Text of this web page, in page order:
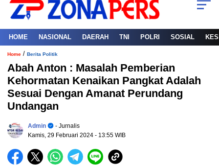
HOME NASIONAL DAERAH TNI POLRI SOSIAL
Home / Berita Politik
Abah Anton : Masalah Pemberian
Kehormatan Kenaikan Pangkat Adalah
Sesuai Dengan Amanat Perundang
Undangan
Admin
- Jurnalis
Kamis, 29 Februari 2024 - 13:55 WIB